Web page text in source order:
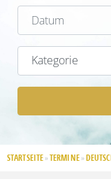
Datum
Kategorie
STARTSEITE » TERMINE»